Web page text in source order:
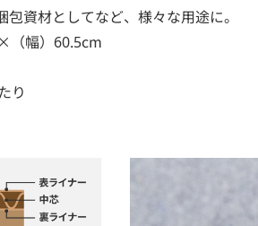
資材としてなど、様々な用途に。
（幅）60.5cm
り